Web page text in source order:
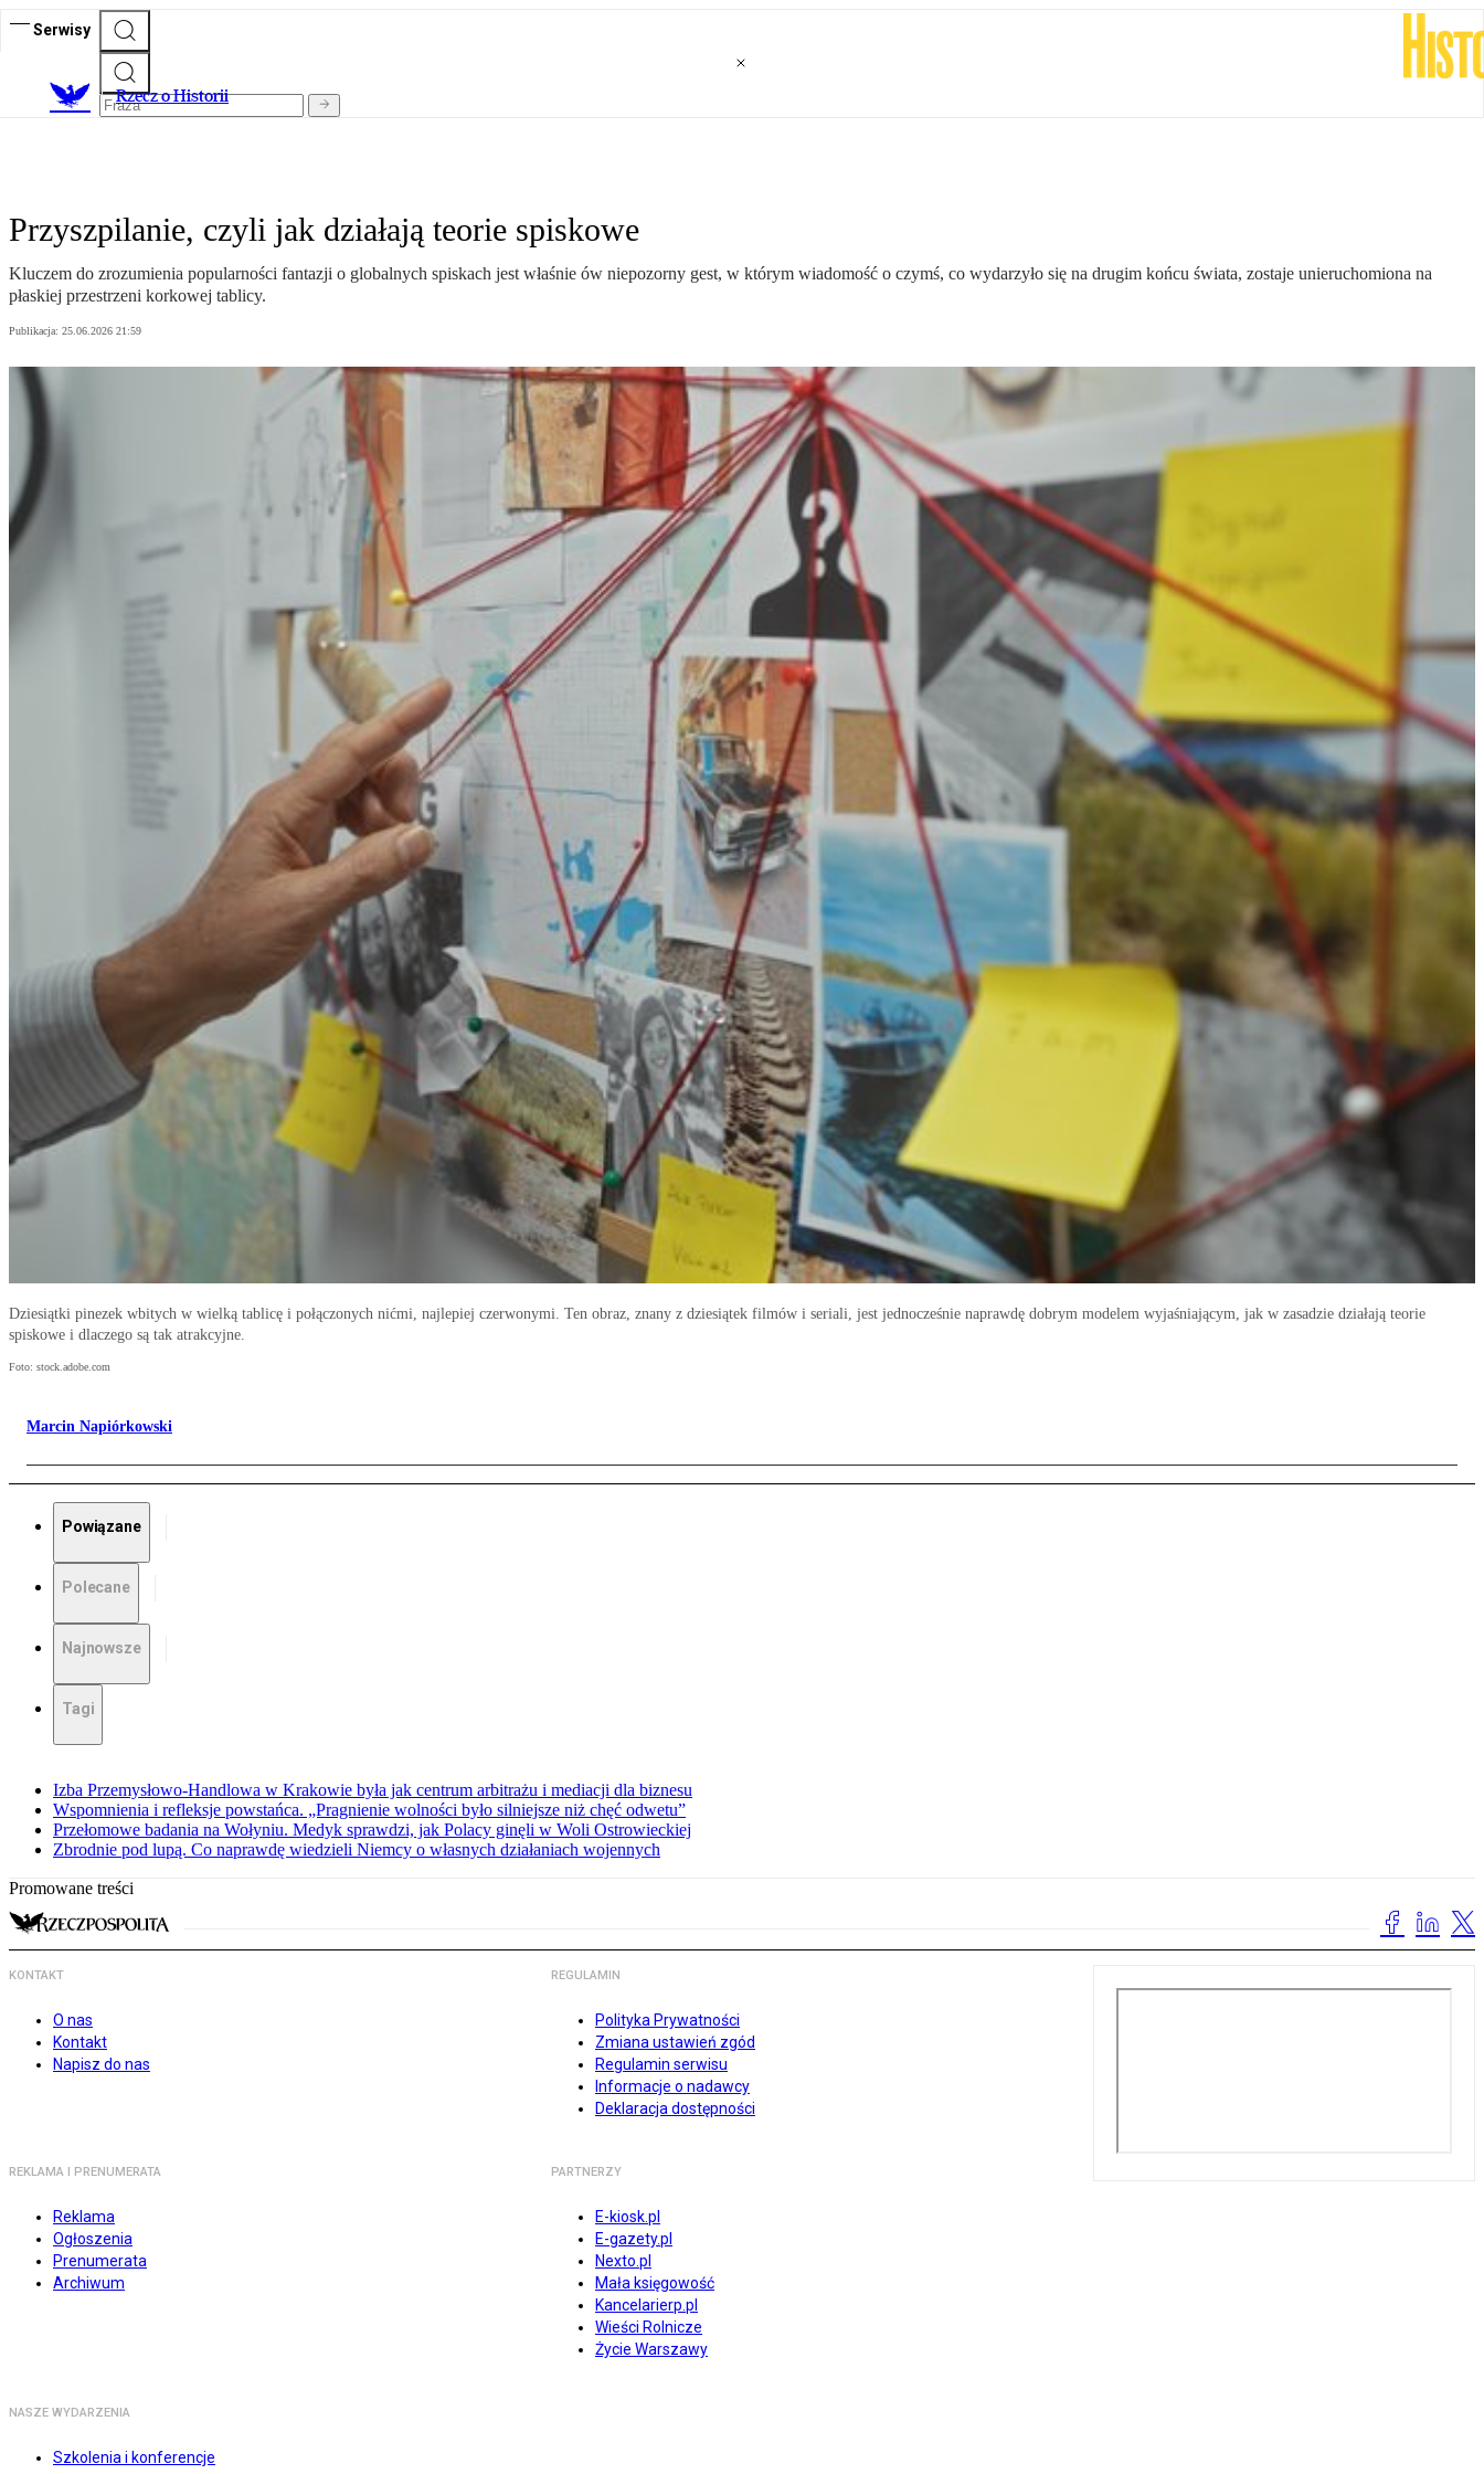
Serwisy
Rzecz o Historii
Przyszpilanie, czyli jak działają teorie spiskowe
Kluczem do zrozumienia popularności fantazji o globalnych spiskach jest właśnie ów niepozorny gest, w którym wiadomość o czymś, co wydarzyło się na drugim końcu świata, zostaje unieruchomiona na
płaskiej przestrzeni korkowej tablicy.
Publikacja: 25.06.2026 21:59
Dziesiątki pinezek wbitych w wielką tablicę i połączonych nićmi, najlepiej czerwonymi. Ten obraz, znany z dziesiątek filmów i seriali, jest jednocześnie naprawdę dobrym modelem wyjaśniającym, jak w zasadzie działają teorie
spiskowe i dlaczego są tak atrakcyjne.
Foto: stock.adobe.com
Marcin Napiórkowski
Powiązane
Polecane
Najnowsze
Tagi
Izba Przemysłowo-Handlowa w Krakowie była jak centrum arbitrażu i mediacji dla biznesu
Wspomnienia i refleksje powstańca. „Pragnienie wolności było silniejsze niż chęć odwetu”
Przełomowe badania na Wołyniu. Medyk sprawdzi, jak Polacy ginęli w Woli Ostrowieckiej
Zbrodnie pod lupą. Co naprawdę wiedzieli Niemcy o własnych działaniach wojennych
Promowane treści
KONTAKT
O nas
Kontakt
Napisz do nas
REGULAMIN
Polityka Prywatności
Zmiana ustawień zgód
Regulamin serwisu
Informacje o nadawcy
Deklaracja dostępności
REKLAMA I PRENUMERATA
Reklama
Ogłoszenia
Prenumerata
Archiwum
PARTNERZY
E-kiosk.pl
E-gazety.pl
Nexto.pl
Mała księgowość
Kancelarierp.pl
Wieści Rolnicze
Życie Warszawy
NASZE WYDARZENIA
Szkolenia i konferencje